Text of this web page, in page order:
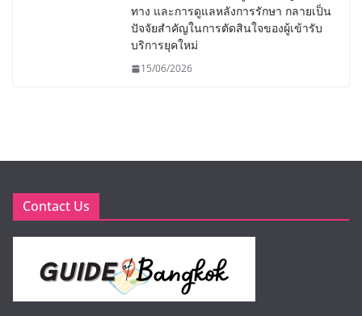
ทาง และการดูแลหลังการรักษา กลายเป็น
ปัจจัยสำคัญในการตัดสินใจของผู้เข้ารับ
บริการยุคใหม่
15/06/2026
Contact Us